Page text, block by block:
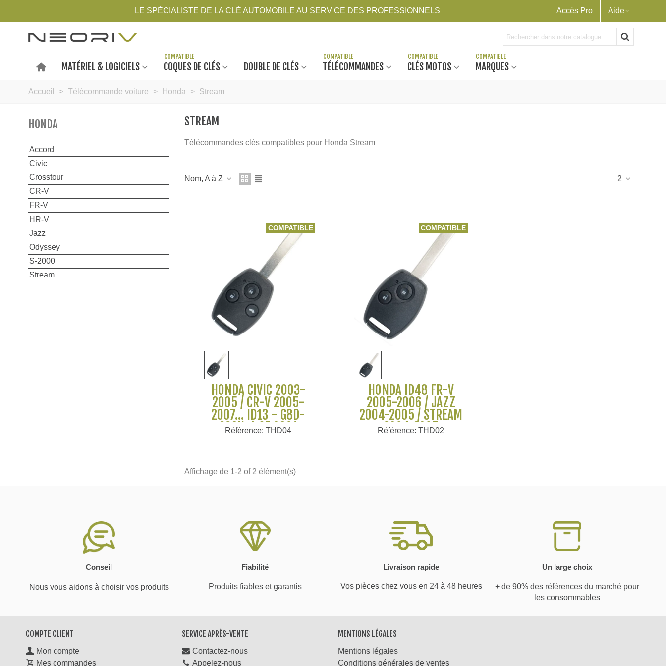
LE SPÉCIALISTE DE LA CLÉ AUTOMOBILE AU SERVICE DES PROFESSIONNELS Accès Pro Aide
MATÉRIEL & LOGICIELS COQUES DE CLÉS DOUBLE DE CLÉS TÉLÉCOMMANDES CLÉS MOTOS MARQUES
Accueil > Télécommande voiture > Honda > Stream
HONDA
Accord
Civic
Crosstour
CR-V
FR-V
HR-V
Jazz
Odyssey
S-2000
Stream
STREAM
Télécommandes clés compatibles pour Honda Stream
Nom, A à Z 2
COMPATIBLE
Voir plus
HONDA CIVIC 2003-
2005 / CR-V 2005-
2007... ID13 - G8D-
382H-A CE 0891
Référence: THD04
COMPATIBLE
Voir plus
HONDA ID48 FR-V
2005-2006 / JAZZ
2004-2005 / STREAM
2004-2005
Référence: THD02
Affichage de 1-2 of 2 élément(s)
Conseil Fiabilité Livraison rapide Un large choix
Nous vous aidons à choisir vos produits Produits fiables et garantis Vos pièces chez vous en 24 à 48 heures
+ de 90% des références du marché pour
les consommables
COMPTE CLIENT
Mon compte
Mes commandes
SERVICE APRÈS-VENTE
Contactez-nous
Appelez-nous
MENTIONS LÉGALES
Mentions légales
Conditions générales de ventes